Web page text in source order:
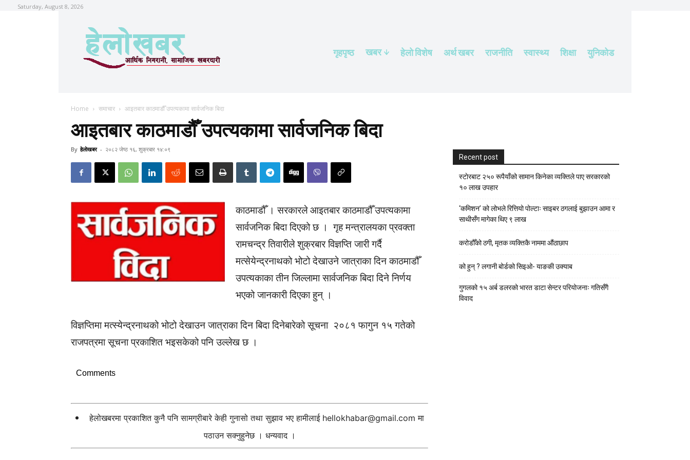
Saturday, August 8, 2026
गृहपृष्ठ खबर हेलाे विशेष अर्थ खबर राजनीति स्वास्थ्य शिक्षा युनिकोड
Home समाचार आइतबार काठमाडौँ उपत्यकामा सार्वजनिक बिदा
आइतबार काठमाडौँ उपत्यकामा सार्वजनिक बिदा
By हेलाेखबर - २०८२ जेष्ठ १६, शुक्रबार १४:०९
काठमाडौँ । सरकारले आइतबार काठमाडौँ उपत्यकामा
सार्वजनिक बिदा दिएको छ । गृह मन्त्रालयका प्रवक्ता
रामचन्द्र तिवारीले शुक्रबार विज्ञप्ति जारी गर्दै
मत्सेयेन्द्रनाथको भोटो देखाउने जात्राका दिन काठमाडौँ
उपत्यकाका तीन जिल्लामा सार्वजनिक बिदा दिने निर्णय
भएको जानकारी दिएका हुन् ।
विज्ञप्तिमा मत्स्येन्द्रनाथको भोटो देखाउन जात्राका दिन बिदा दिनेबारेको सूचना २०८१ फागुन १५ गतेको
राजपत्रमा सूचना प्रकाशित भइसकेको पनि उल्लेख छ ।
Comments
हेलोखबरमा प्रकाशित कुनै पनि सामग्रीबारे केही गुनासो तथा सुझाव भए हामीलाई hellokhabar@gmail.com मा
पठाउन सक्नुहुनेछ । धन्यवाद ।
Recent post
स्टाेरबाट २५० रूपैयाँको सामान किनेका व्यक्तिले पाए सरकारको
१० लाख उपहार
‘कमिशन’ को लोभले रित्तियो पोल्टाः साइबर ठगलाई बुझाउन आमा र
साथीसँग मागेका थिए ९ लाख
करोडौँको ठगी, मृतक व्यक्तिकै नाममा औंठाछाप
को हुन् ? लगानी बोर्डको सिइओ- याङकी उक्याब
गुगलको १५ अर्ब डलरको भारत डाटा सेन्टर परियोजनाः गतिसँगै
विवाद